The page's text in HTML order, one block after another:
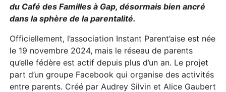
du Café des Familles à Gap, désormais bien ancré
dans la sphère de la parentalité.
Officiellement, l’association Instant Parent’aise est née
le 19 novembre 2024, mais le réseau de parents
qu’elle fédère est actif depuis plus d’un an. Le projet
part d’un groupe Facebook qui organise des activités
entre parents. Créé par Audrey Silvin et Alice Gaubert